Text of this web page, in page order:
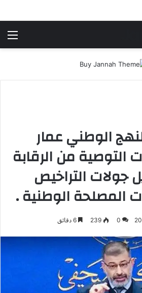
الوطني عمار
من الرقابة
جولات التراخيص
المصلحة الوطنية .
0
239